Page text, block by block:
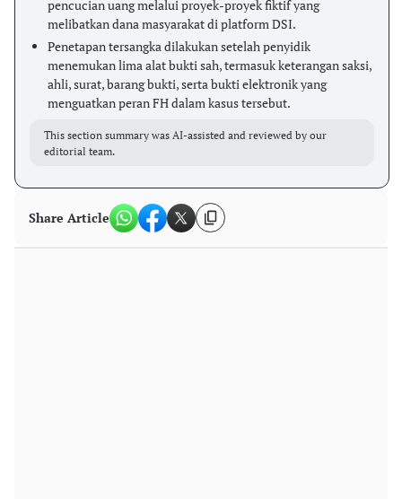
pencucian uang melalui proyek-proyek fiktif yang
melibatkan dana masyarakat di platform DSI.
Penetapan tersangka dilakukan setelah penyidik
menemukan lima alat bukti sah, termasuk keterangan saksi,
ahli, surat, barang bukti, serta bukti elektronik yang
menguatkan peran FH dalam kasus tersebut.
This section summary was AI-assisted and reviewed by our
editorial team.
Share Article